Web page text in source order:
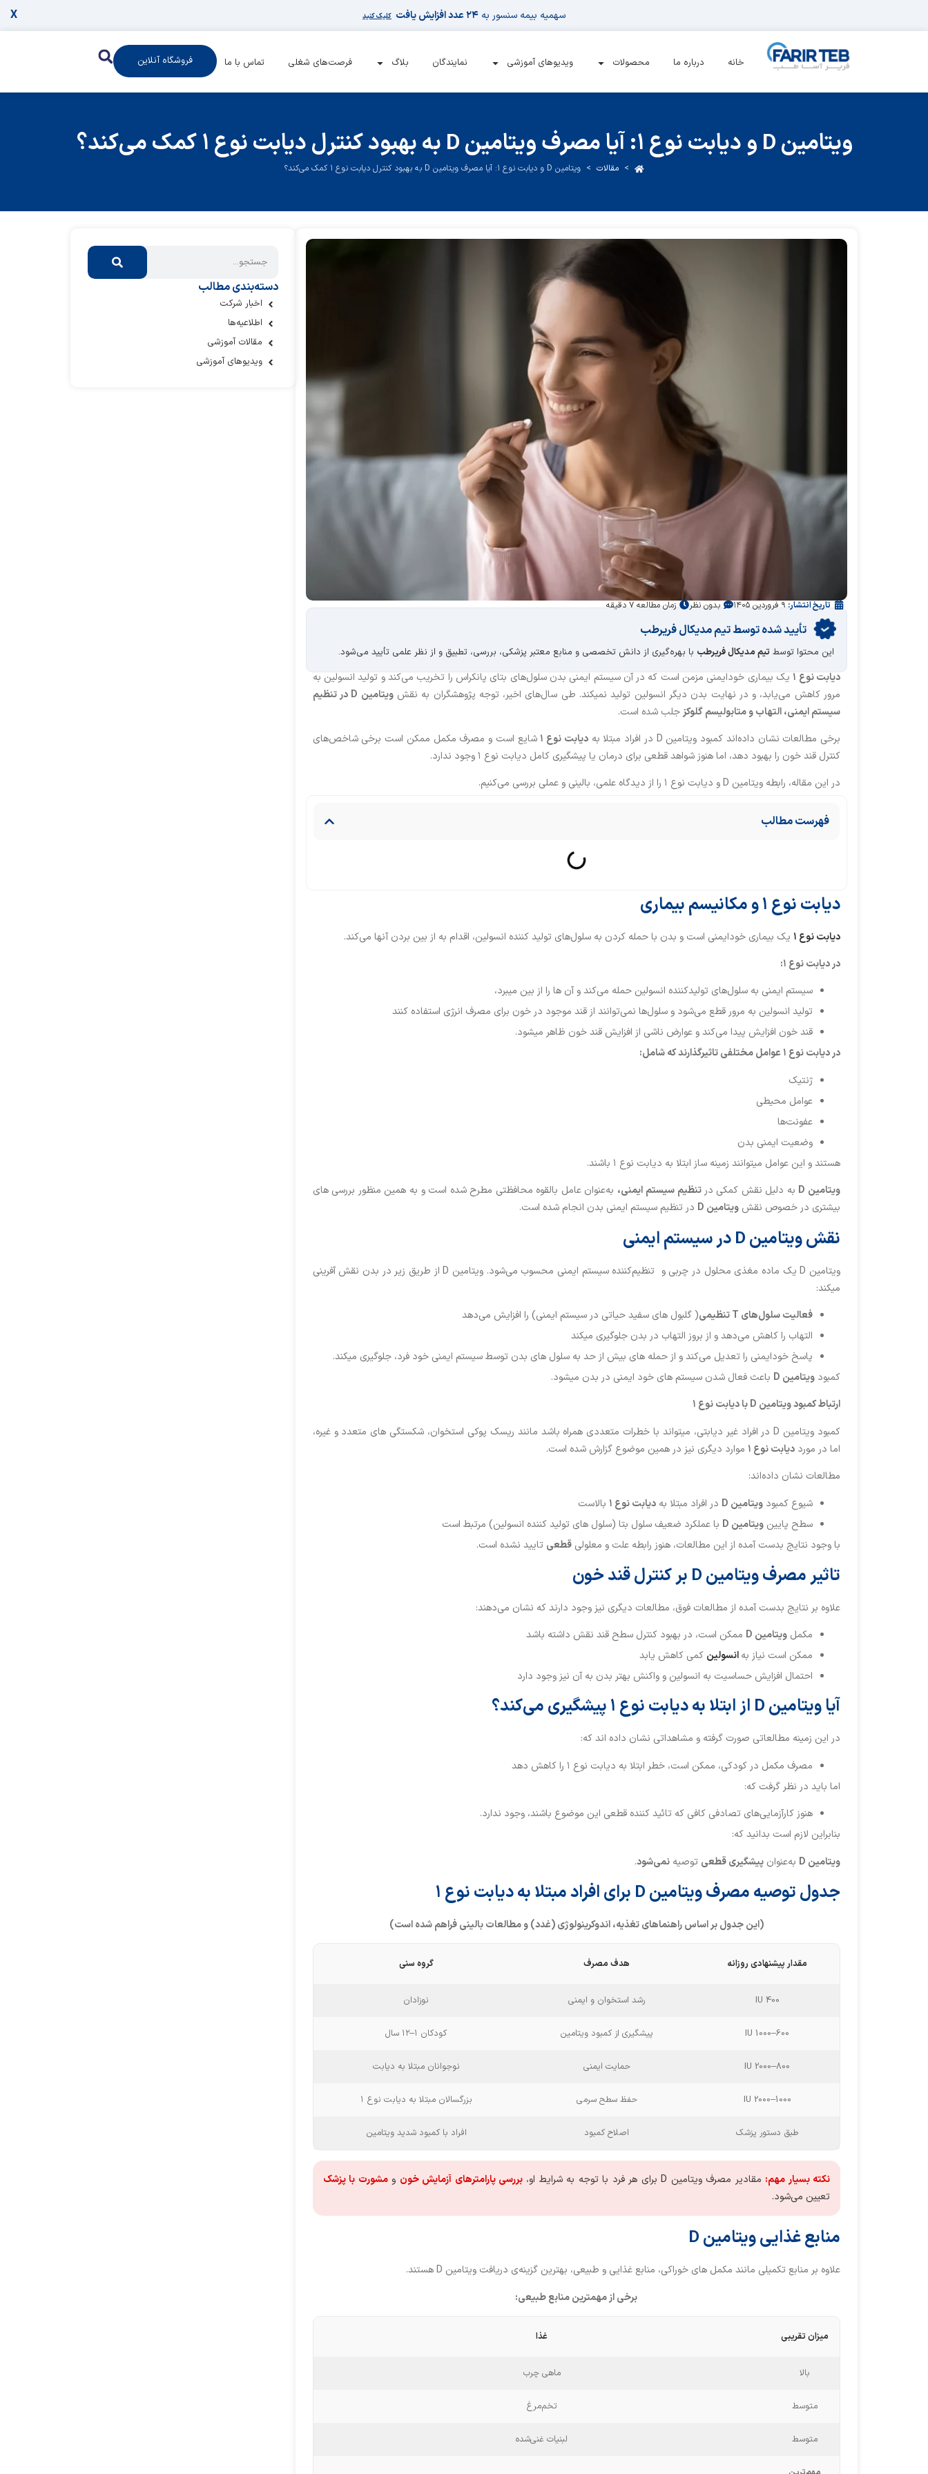
سهمیه بیمه سنسور به ۲۴ عدد افزایش یافت کلیک کنید X
خانه درباره ما محصولات ویدیوهای آموزشی نمایندگان بلاگ فرصت‌های شغلی تماس با ما فروشگاه آنلاین
ویتامین D و دیابت نوع ۱: آیا مصرف ویتامین D به بهبود کنترل دیابت نوع ۱ کمک می‌کند؟
> مقالات > ویتامین D و دیابت نوع ۱: آیا مصرف ویتامین D به بهبود کنترل دیابت نوع ۱ کمک می‌کند؟
تاریخ انتشار: ۹ فروردین ۱۴۰۵ بدون نظر زمان مطالعه ۷ دقیقه
تأیید‌‌‌‌‌‌‌ شده توسط تیم مدیکال فریرطب
این محتوا توسط تیم مدیکال فریرطب با بهره‌گیری از دانش تخصصی و منابع معتبر پزشکی، بررسی، تطبیق و از نظر علمی تأیید می‌شود.
دیابت نوع۱یک بیماری خودایمنی مزمن است که در آن سیستم ایمنی بدن سلول‌های بتای پانکراس را تخریب می‌کند و تولید انسولین به
مرور کاهش می‌یابد، و در نهایت بدن دیگر انسولین تولید نمیکند. طی سال‌های اخیر، توجه پژوهشگران به نقشویتامین
در تنظیم
سیستم ایمنی، التهاب و متابولیسم گلوکز جلب شده است.
برخی مطالعات نشان داده‌اند کمبود ویتامین D در افراد مبتلا به
دیابت نوع ۱ شایع است و مصرف مکمل ممکن است برخی شاخص‌های
کنترل قند خون را بهبود دهد، اما هنوز شواهد قطعی برای درمان یا پیشگیری کامل دیابت نوع ۱ وجود ندارد.
در این مقاله، رابطه ویتامین D و دیابت نوع ۱ را از دیدگاه علمی، بالینی و عملی بررسی می‌کنیم.
فهرست مطالب
دیابت نوع ۱ و مکانیسم بیماری
دیابت نوع ۱
یک بیماری خودایمنی است و بدن با حمله کردن به سلول‌های تولید کننده انسولین، اقدام به از بین بردن آنها می‌کند.
در دیابت نوع ۱:
سیستم ایمنی به سلول‌های تولیدکننده انسولین حمله می‌کند و آن ها را از بین میبرد،
تولید انسولین به مرور قطع می‌شود و سلول‌ها نمی‌توانند از قند موجود در خون برای مصرف انرژی استفاده کنند
قند خون افزایش پیدا می‌کند و عوارض ناشی از افزایش قند خون ظاهر میشود.
در دیابت نوع ۱ عوامل مختلفی تاثیرگذارند که شامل:
ژنتیک
عوامل محیطی
عفونت‌ها
وضعیت ایمنی بدن
هستند و این عوامل میتوانند زمینه ساز ابتلا به دیابت نوع ۱ باشند.
ویتامین
به دلیل نقش کمکی درتنظیم سیستم ایمنی، به‌عنوان عامل بالقوه محافظتی مطرح شده است و به همین‌ منظور بررسی های
بیشتری در خصوص نقش ویتامین D در تنظیم سیستم ایمنی بدن انجام شده است.
نقش ویتامین D در سیستم ایمنی
ویتامین D یک ماده مغذی محلول در چربی و تنظیم‌کننده سیستم ایمنی محسوب می‌شود. ویتامین D از طریق زیر در بدن نقش آفرینی
میکند:
فعالیت سلول‌های
تنظیمی( گلبول های سفید حیاتی در سیستم ایمنی) را افزایش می‌دهد
التهاب را کاهش می‌دهد و از بروز التهاب در بدن جلوگیری میکند
پاسخ خودایمنی را تعدیل می‌کند و از حمله های بیش از حد به سلول های بدن توسط سیستم ایمنی خود فرد، جلوگیری میکند.
کمبود ویتامین D باعث فعال شدن سیستم های خود ایمنی در بدن میشود.
ارتباط کمبود ویتامین
با دیابت نوع ۱
کمبود ویتامین D در افراد غیر دیابتی، میتواند با خطرات متعددی همراه باشد مانند ریسک پوکی استخوان، شکستگی های متعدد و غیره،
اما در مورد دیابت نوع ۱
موارد دیگری نیز در همین موضوع گزارش شده است.
مطالعات نشان داده‌اند:
شیوع کمبود ویتامین در افراد مبتلا به دیابت نوع ۱ بالاست
سطح پایین ویتامین
با عملکرد ضعیف سلول بتا (سلول های تولید کننده انسولین) مرتبط است
با وجود نتایج بدست آمده از این مطالعات، هنوز رابطه علت و معلولی قطعی تایید نشده است.
تاثیر مصرف ویتامین D بر کنترل قند خون
علاوه بر نتایج بدست آمده از مطالعات فوق، مطالعات دیگری نیز وجود دارند که نشان می‌دهند:
مکمل ویتامین
ممکن است، در بهبود کنترل سطح قند نقش داشته باشد
ممکن است نیاز بهانسولین کمی کاهش یابد
احتمال افزایش حساسیت به انسولین و واکنش بهتر بدن به آن نیز وجود دارد
آیا ویتامین D از ابتلا به دیابت نوع ۱ پیشگیری می‌کند؟
در این زمینه مطالعاتی صورت گرفته و مشاهداتی نشان داده اند که:
مصرف مکمل در کودکی، ممکن است، خطر ابتلا به دیابت نوع ۱ را کاهش دهد
اما باید در نظر گرفت که:
هنوز کارآزمایی‌های تصادفی کافی که تائید کننده قطعی این موضوع باشند، وجود ندارد.
بنابراین لازم است بدانید که:
ویتامین
به‌عنوان پیشگیری قطعی توصیه نمی‌شود.
جدول توصیه مصرف ویتامین D برای افراد مبتلا به دیابت نوع ۱
(این جدولبر اساس راهنماهای تغذیه، اندوکرینولوژی (غدد) و مطالعات بالینی فراهم شده است)
مقدار پیشنهادی روزانه هدف مصرف گروه سنی
400 IU رشد استخوان و ایمنی نوزادان
600–1000 IU پیشگیری از کمبود ویتامین کودکان ۱–۱۲ سال
800–2000 IU حمایت ایمنی نوجوانان مبتلا به دیابت
1000–2000 IU حفظ سطح سرمی بزرگسالان مبتلا به دیابت نوع ۱
طبق دستور پزشک اصلاح کمبود افراد با کمبود شدید ویتامین
نکته بسیار مهم: مقادیر مصرف ویتامین D برای هر فرد با توجه به شرایط او، بررسی پارامترهای آزمایش خون و مشورت با پزشک
تعیین می‌شود.
منابع غذایی ویتامین D
علاوه بر منابع تکمیلی مانند مکمل های خوراکی، منابع غذایی و طبیعی، بهترین گزینه‌ی دریافت ویتامین D هستند.
برخی از مهمترین منابع طبیعی:
میزان تقریبی غذا
بالا ماهی چرب
متوسط تخم‌مرغ
متوسط لبنیات غنی‌شده
دسته‌بندی مطالب
اخبار شرکت
اطلاعیه‌ها
مقالات آموزشی
ویدیوهای آموزشی